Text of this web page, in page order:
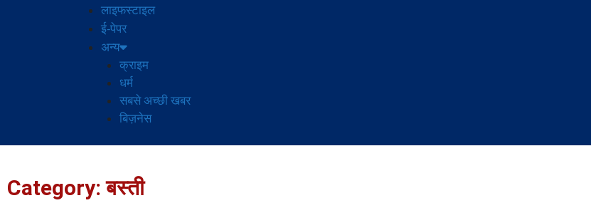
लाइफस्टाइल
ई-पेपर
अन्य
क्राइम
धर्म
सबसे अच्छी खबर
बिज़नेस
Category: बस्ती